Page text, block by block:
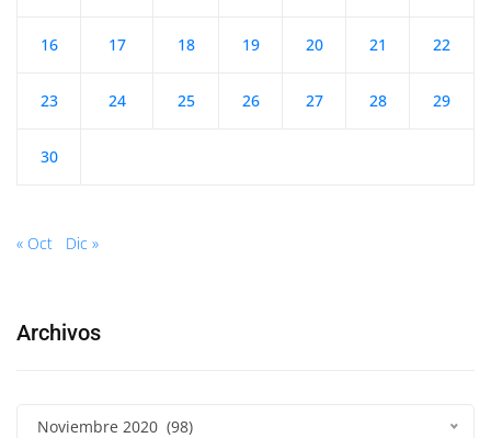
16 17 18 19 20 21 22
23 24 25 26 27 28 29
30
« Oct Dic »
Archivos
Noviembre 2020 (98)